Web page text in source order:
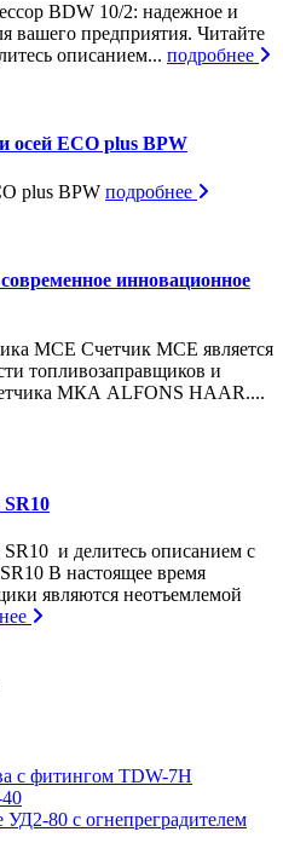
BDW 10/2: надежное и
вашего предприятия. Читайте
описанием... подробнее
осей ECO plus BPW
plus BPW подробнее
инновационное
МСЕ Счетчик МСЕ является
топливозаправщиков и
МКА ALFONS HAAR....
SR10
SR10 и делитесь описанием с
В настоящее время
являются неотъемлемой
с фитингом TDW-7H
УД2-80 с огнепреградителем